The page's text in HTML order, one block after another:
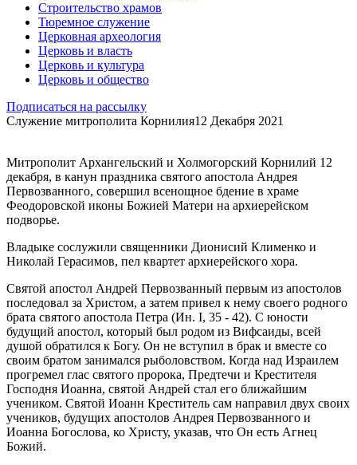
Строительство храмов
Тюремное служение
Церковная археология
Церковь и власть
Церковь и культура
Церковь и общество
Подписаться на рассылку
Служение митрополита Корнилия12 Декабря 2021
Митрополит Архангельский и Холмогорский Корнилий 12
декабря, в канун праздника святого апостола Андрея
Первозванного, совершил всенощное бдение в храме
Феодоровской иконы Божией Матери на архиерейском
подворье.
Владыке сослужили священники Дионисий Клименко и
Николай Герасимов, пел квартет архиерейского хора.
Святой апостол Андрей Первозванный первым из апостолов
последовал за Христом, а затем привел к нему своего родного
брата святого апостола Петра (Ин. I, 35 - 42). С юности
будущий апостол, который был родом из Вифсаиды, всей
душой обратился к Богу. Он не вступил в брак и вместе со
своим братом занимался рыболовством. Когда над Израилем
прогремел глас святого пророка, Предтечи и Крестителя
Господня Иоанна, святой Андрей стал его ближайшим
учеником. Святой Иоанн Креститель сам направил двух своих
учеников, будущих апостолов Андрея Первозванного и
Иоанна Богослова, ко Христу, указав, что Он есть Агнец
Божий.